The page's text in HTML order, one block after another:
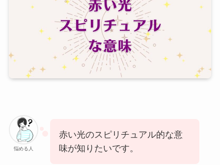
悩める人
赤い光のスピリチュアル的な意
味が知りたいです。